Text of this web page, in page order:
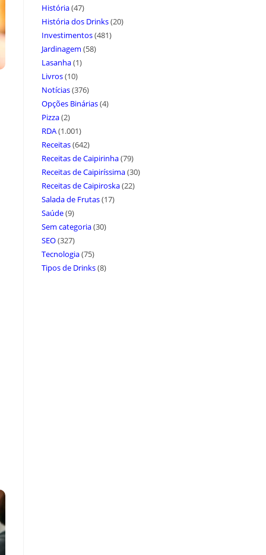
História(47)
História dos Drinks(20)
Investimentos(481)
Jardinagem (58)
Lasanha(1)
Livros(10)
Notícias(376)
Opções Binárias(4)
Pizza(2)
RDA(1.001)
Receitas(642)
Receitas de Caipirinha(79)
Receitas de Caipiríssima(30)
Receitas de Caipiroska(22)
Salada de Frutas(17)
Saúde(9)
Sem categoria(30)
SEO(327)
Tecnologia(75)
Tipos de Drinks(8)